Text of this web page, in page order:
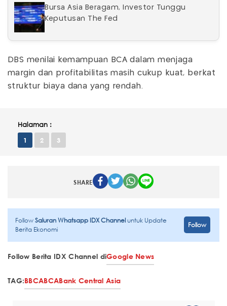
Bursa Asia Beragam, Investor Tunggu
Keputusan The Fed
DBS menilai kemampuan BCA dalam menjaga
margin dan profitabilitas masih cukup kuat, berkat
struktur biaya dana yang rendah.
Halaman :
1 2 3
SHARE
FollowSaluran Whatsapp IDX Channeluntuk Update
Berita Ekonomi
Follow
Follow Berita IDX Channel diGoogle News
TAG:BBCABCABank Central Asia